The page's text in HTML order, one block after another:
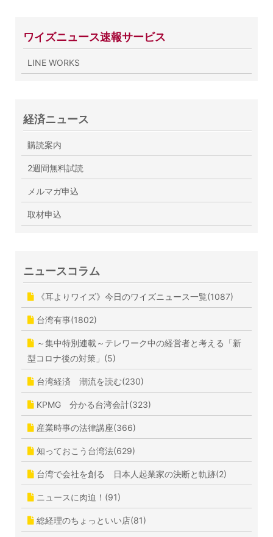
ワイズニュース速報サービス
LINE WORKS
経済ニュース
購読案内
2週間無料試読
メルマガ申込
取材申込
ニュースコラム
《耳よりワイズ》今日のワイズニュース一覧(1087)
台湾有事(1802)
～集中特別連載～テレワーク中の経営者と考える「新
型コロナ後の対策」(5)
台湾経済 潮流を読む(230)
KPMG 分かる台湾会計(323)
産業時事の法律講座(366)
知っておこう台湾法(629)
台湾で会社を創る 日本人起業家の決断と軌跡(2)
ニュースに肉迫！(91)
総経理のちょっといい店(81)